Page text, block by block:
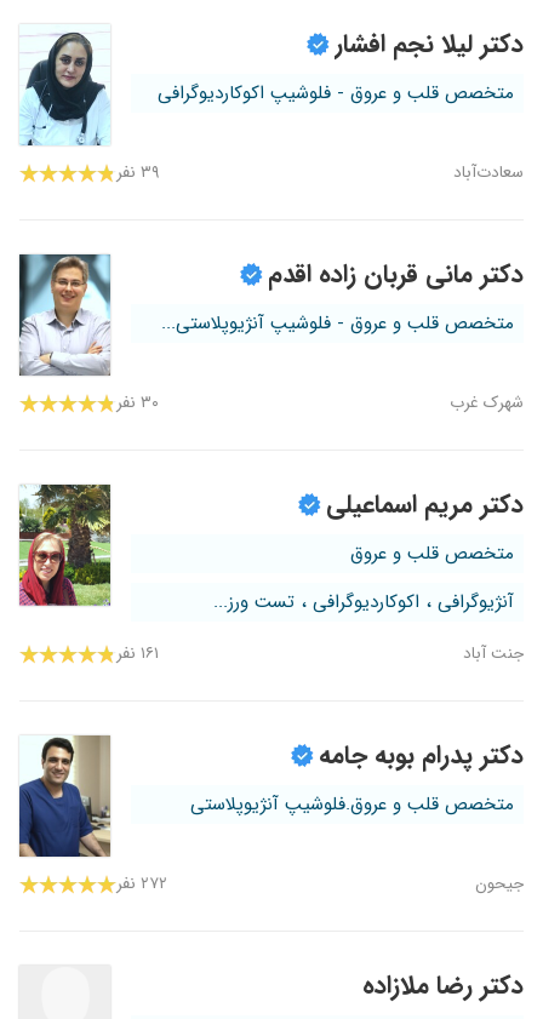
دکتر لیلا نجم افشار
متخصص قلب و عروق - فلوشیپ اکوکاردیوگرافی
سعادت‌آباد ۳۹ نفر
دکتر مانی قربان زاده اقدم
متخصص قلب و عروق - فلوشیپ آنژیوپلاستی...
شهرک غرب ۳۰ نفر
دکتر مریم اسماعیلی
متخصص قلب و عروق
آنژیوگرافی ، اکوکاردیوگرافی ، تست ورز...
جنت آباد ۱۶۱ نفر
دکتر پدرام بوبه جامه
متخصص قلب و عروق.فلوشیپ آنژیوپلاستی
جیحون ۲۷۲ نفر
دکتر رضا ملازاده